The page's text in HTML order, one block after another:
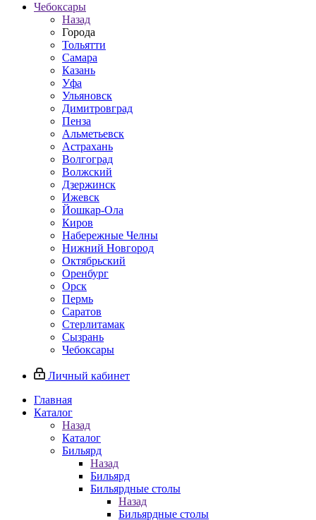
Чебоксары
Назад
Города
Тольятти
Самара
Казань
Уфа
Ульяновск
Димитровград
Пенза
Альметьевск
Астрахань
Волгоград
Волжский
Дзержинск
Ижевск
Йошкар-Ола
Киров
Набережные Челны
Нижний Новгород
Октябрьский
Оренбург
Орск
Пермь
Саратов
Стерлитамак
Сызрань
Чебоксары
Личный кабинет
Главная
Каталог
Назад
Каталог
Бильярд
Назад
Бильярд
Бильярдные столы
Назад
Бильярдные столы